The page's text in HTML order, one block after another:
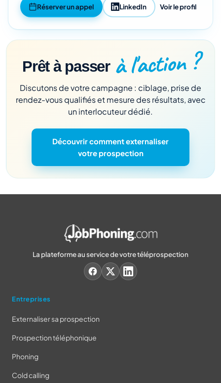
Réserver un appel LinkedIn Voir le profil
Prêt à passer à l'action ?
Discutons de votre campagne : ciblage, prise de
rendez-vous qualifiés et mesure des résultats, avec
un interlocuteur dédié.
Découvrir comment externaliser
votre prospection
La plateforme au service de votre téléprospection
Entreprises
Externaliser sa prospection
Prospection téléphonique
Phoning
Cold calling